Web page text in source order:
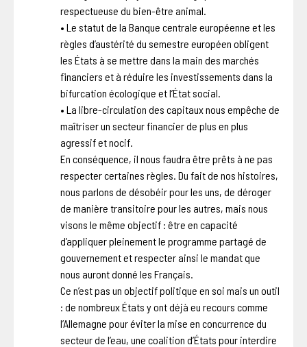
respectueuse du bien-être animal.
• Le statut de la Banque centrale européenne et les
règles d’austérité du semestre européen obligent
les États à se mettre dans la main des marchés
financiers et à réduire les investissements dans la
bifurcation écologique et l’État social.
• La libre-circulation des capitaux nous empêche de
maîtriser un secteur financier de plus en plus
agressif et nocif.
En conséquence, il nous faudra être prêts à ne pas
respecter certaines règles. Du fait de nos histoires,
nous parlons de désobéir pour les uns, de déroger
de manière transitoire pour les autres, mais nous
visons le même objectif : être en capacité
d’appliquer pleinement le programme partagé de
gouvernement et respecter ainsi le mandat que
nous auront donné les Français.
Ce n’est pas un objectif politique en soi mais un outil
: de nombreux États y ont déjà eu recours comme
l’Allemagne pour éviter la mise en concurrence du
secteur de l’eau, une coalition d’États pour interdire